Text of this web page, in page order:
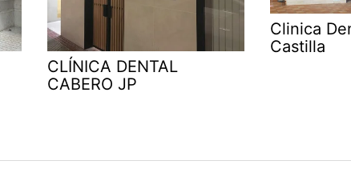
CLÍNICA DENTAL
CABERO JP
Clinica
Castilla